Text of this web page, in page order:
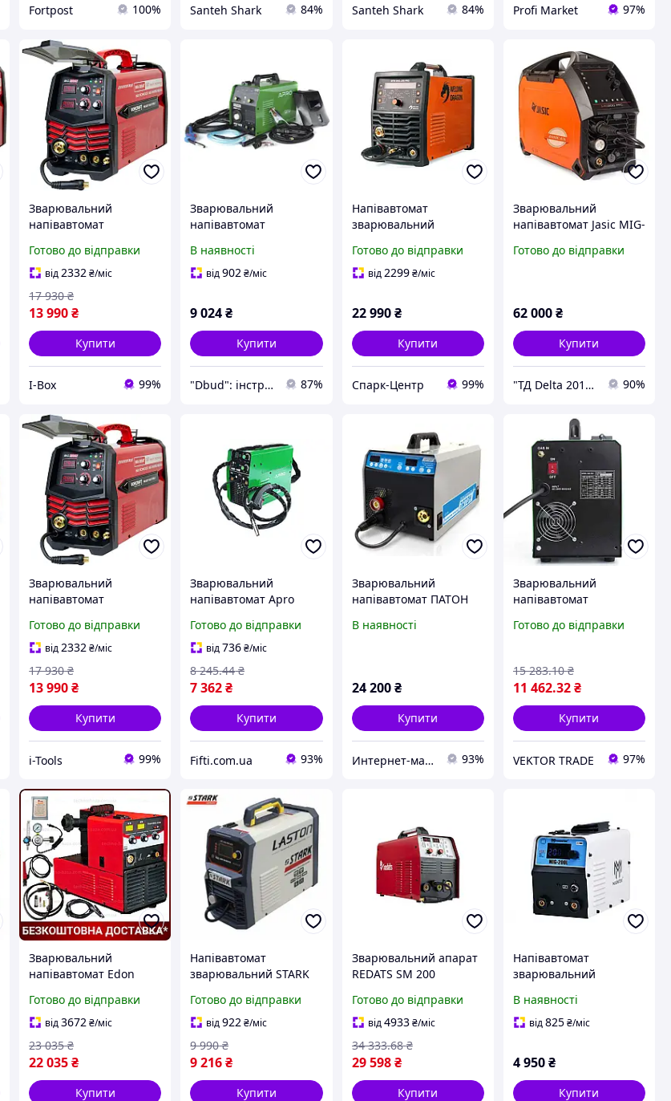
Fortpost 100% Santeh Shark 84% Santeh Shark 84% Profi Market 97%
Зварювальний
напівавтомат
напівавтомат 4 в 1
Готово до відправки
від2332₴/міс
13 990₴
17 930 ₴
Купити
I-Box 99%
Зварювальний
напівавтомат
MIG-160, 20-160А,
ел.4мм, пр.0.8-1мм 5кг
кабелів)
В наявності
від902₴/міс
9 024₴
Купити
"Dbud": інструменти та побутова техніка для Вас! 87%
Напівавтомат
зварювальний
Dragon MIG-200 MTM
DC MIG / MAG / TIG Lift
Готово до відправки
від2299 ₴/міс
22 990 ₴
Купити
Спарк-Центр 99%
Зварювальний
напівавтомат Jasic MIG-
Готово до відправки
62 000₴
Купити
"ТД Delta 2014-Інтернет магазин" Все для зварювальних робіт 90%
Зварювальний
напівавтомат
напівавтомат 200А
Готово до відправки
від2332₴/міс
13 990₴
17 930 ₴
Купити
i-Tools 99%
Зварювальний
напівавтомат Apro
Готово до відправки
від736₴/міс
7 362₴
8 245.44 ₴
Купити
Fifti.com.ua 93%
Зварювальний
напівавтомат ПАТОН
MIG/MAG/MMA/TIG
В наявності
24 200 ₴
Купити
Интернет-магазин "Сварка техно" 93%
Зварювальний
напівавтомат
MIG-160, 20-160А,
2.5+1.5+3м (набір
кабелів)
Готово до відправки
11 462.32₴
15 283.10 ₴
Купити
VEKTOR TRADE 97%
Зварювальний
напівавтомат Edon
(Єврорукав, 20-200 А,
MIG/MAG 0.8-1.2 мм,
MMA 1.6-5.0 мм,
Гарантія 3 роки)
Готово до відправки
від3672₴/міс
22 035₴
23 035 ₴
Купити
Напівавтомат
зварювальний STARK
Готово до відправки
від922₴/міс
9 216₴
9 990 ₴
Купити
Зварювальний апарат
REDATS SM 200
напівавтомат MIG MAG
MMA Lift TIG для
металу 1 8 мм 230 В
Готово до відправки
від4933 ₴/міс
29 598 ₴
34 333.68 ₴
Купити
Напівавтомат
зварювальний
В наявності
від825₴/міс
4 950₴
Купити